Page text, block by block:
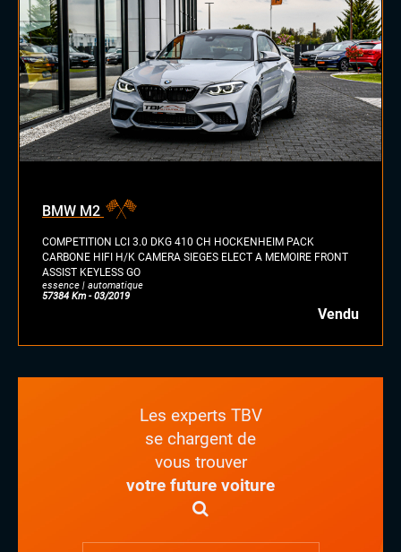
BMW M2
COMPETITION LCI 3.0 DKG 410 CH HOCKENHEIM PACK
CARBONE HIFI H/K CAMERA SIEGES ELECT A MEMOIRE FRONT
ASSIST KEYLESS GO
essence | automatique
57384 Km - 03/2019
Vendu
Les experts TBV
se chargent de
vous trouver
votre future voiture